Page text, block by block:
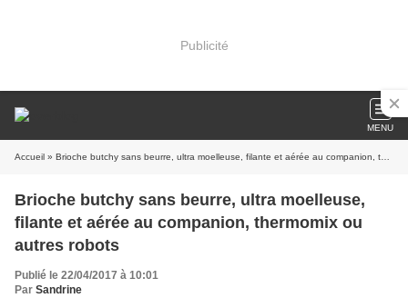
Publicité
MENU
Accueil » Brioche butchy sans beurre, ultra moelleuse, filante et aérée au companion, thermomix ou autres robots
Brioche butchy sans beurre, ultra moelleuse,
filante et aérée au companion, thermomix ou
autres robots
Publié le 22/04/2017 à 10:01
Par Sandrine